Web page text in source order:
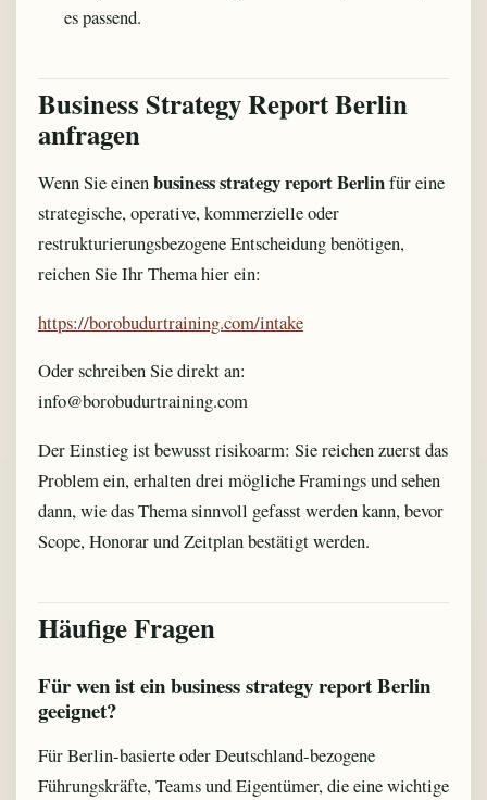
es passend.
Business Strategy Report Berlin
anfragen
Wenn Sie einenbusiness strategy report Berlinfür eine
strategische, operative, kommerzielle oder
restrukturierungsbezogene Entscheidung benötigen,
reichen Sie Ihr Thema hier ein:
https://borobudurtraining.com/intake
Oder schreiben Sie direkt an:
info@borobudurtraining.com
Der Einstieg ist bewusst risikoarm: Sie reichen zuerst das
Problem ein, erhalten drei mögliche Framings und sehen
dann, wie das Thema sinnvoll gefasst werden kann, bevor
Scope, Honorar und Zeitplan bestätigt werden.
Häufige Fragen
Für wen ist ein business strategy report Berlin
geeignet?
Für Berlin-basierte oder Deutschland-bezogene
Führungskräfte, Teams und Eigentümer, die eine wichtige